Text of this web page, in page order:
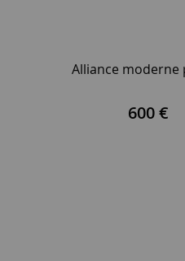
Alliance moderne
600 €